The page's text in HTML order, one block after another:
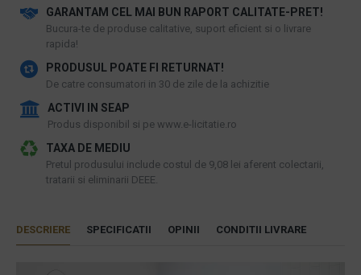
GARANTAM CEL MAI BUN RAPORT CALITATE-PRET!
​Bucura-te de produse calitative, suport eficient si o livrare
rapida!
PRODUSUL POATE FI RETURNAT!
De catre consumatori in 30 de zile de la achizitie
ACTIVI IN SEAP
Produs disponibil si pe www.e-licitatie.ro
TAXA DE MEDIU
Pretul produsului include costul de 9,08 lei aferent colectarii,
tratarii si eliminarii DEEE.
DESCRIERE SPECIFICATII OPINII CONDITII LIVRARE